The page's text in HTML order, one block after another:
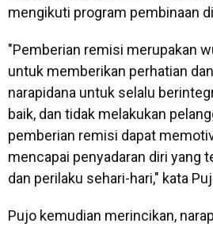
mengikuti program pembinaan
"Pemberian remisi merupakan
untuk memberikan perhatian
narapidana untuk selalu
baik, dan tidak melakukan
pemberian remisi dapat
mencapai penyadaran diri yang
dan perilaku sehari-hari," kata
Pujo kemudian merincikan,